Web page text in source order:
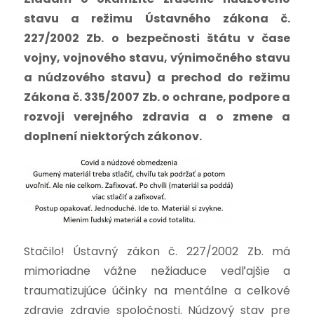
stavu a režimu Ústavného zákona č.
227/2002 Zb. o bezpečnosti štátu v čase
vojny, vojnového stavu, výnimočného stavu
a núdzového stavu) a prechod do režimu
Zákona č. 335/2007 Zb. o ochrane, podpore a
rozvoji verejného zdravia a o zmene a
doplnení niektorých zákonov.
Stačilo! Ústavný zákon č. 227/2002 Zb. má
mimoriadne vážne nežiaduce vedľajšie a
traumatizujúce účinky na mentálne a celkové
zdravie zdravie spoločnosti. Núdzový stav pre